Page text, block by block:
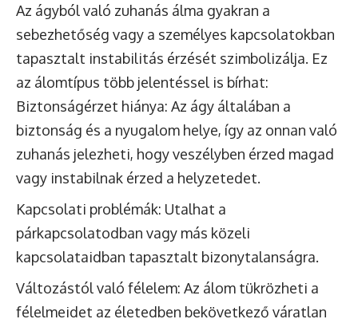
Az ágyból való zuhanás álma gyakran a
sebezhetőség vagy a személyes kapcsolatokban
tapasztalt instabilitás érzését szimbolizálja. Ez
az álomtípus több jelentéssel is bírhat:
Biztonságérzet hiánya: Az ágy általában a
biztonság és a nyugalom helye, így az onnan való
zuhanás jelezheti, hogy veszélyben érzed magad
vagy instabilnak érzed a helyzetedet.
Kapcsolati problémák: Utalhat a
párkapcsolatodban vagy más közeli
kapcsolataidban tapasztalt bizonytalanságra.
Változástól való félelem: Az álom tükrözheti a
félelmeidet az életedben bekövetkező váratlan